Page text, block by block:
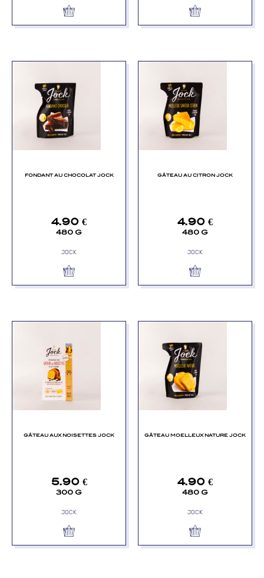
FONDANT AU CHOCOLAT JOCK
4.90 €
480 G
JOCK
GÂTEAU AU CITRON JOCK
4.90 €
480 G
JOCK
GÂTEAU AUX NOISETTES JOCK
5.90 €
300 G
JOCK
GÂTEAU MOELLEUX NATURE JOCK
4.90 €
480 G
JOCK